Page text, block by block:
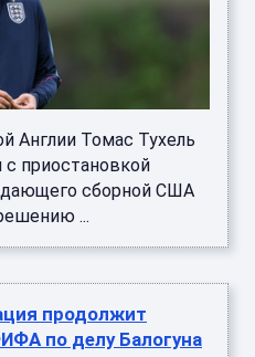
Англии Томас Тухель
с приостановкой
сборной США
...
продолжит
по делу Балогуна